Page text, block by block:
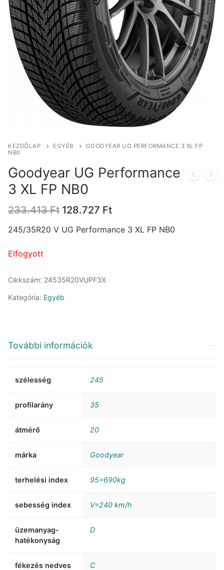
KEZDŐLAP EGYÉB
GOODYEAR UG PERFORMANCE 3 XL FP
NB0
Goodyear UG Performance
3 XL FP NB0
233.413Ft Original
was:
128.727 FtCurrent
is:
245/35R20 V UG Performance 3 XL FP NB0
Elfogyott
Cikkszám: 24535R20VUPF3X
Kategória: Egyéb
További információk
szélesség 245
profilarány 35
átmérő 20
márka Goodyear
terhelési index 95=690kg
sebesség index V=240 km/h
üzemanyag-
hatékonyság
D
fékezés nedves
C